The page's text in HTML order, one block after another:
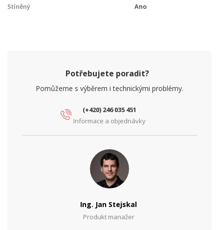
Stíněný
Ano
Potřebujete poradit?
Pomůžeme s výběrem i technickými problémy.
(+420) 246 035 451
Informace a objednávky
Ing. Jan Stejskal
Produkt manažer